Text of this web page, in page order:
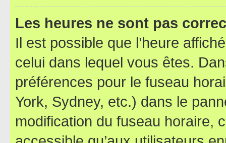
Les heures ne sont pas
Il est possible que l’heure
celui dans lequel vous êtes.
préférences pour le fuseau
York, Sydney, etc.) dans le
modification du fuseau horaire,